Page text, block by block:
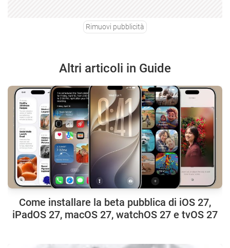
Rimuovi pubblicità
Altri articoli in Guide
Come installare la beta pubblica di iOS 27,
iPadOS 27, macOS 27, watchOS 27 e tvOS 27